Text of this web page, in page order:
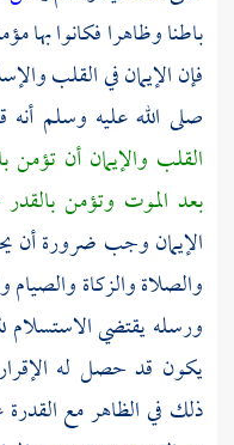
باطنا وظاهرا فكانوا بها
فإن الإيمان في القلب
صلى الله عليه وسلم
القلب والإيمان أن تؤمن
بعد الموت وتؤمن
الإيمان وجب ضرورة أن
والصلاة والزكاة والصيام
ورسله يقتضي الاستسلام
يكون قد حصل له
ذلك في الظاهر مع القدرة